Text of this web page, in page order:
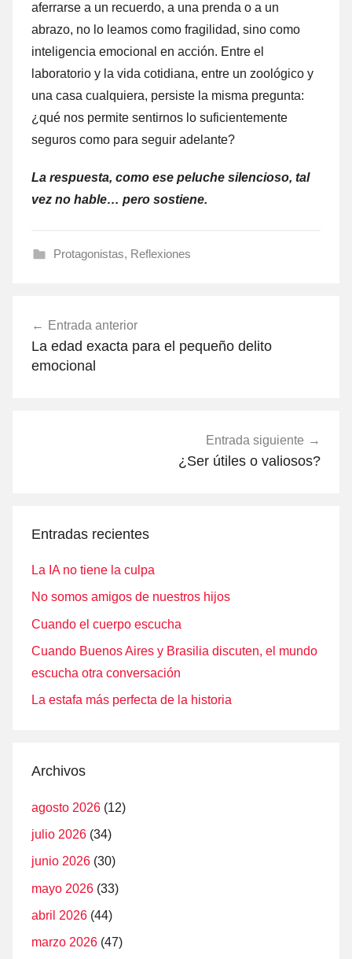
aferrarse a un recuerdo, a una prenda o a un
abrazo, no lo leamos como fragilidad, sino como
inteligencia emocional en acción. Entre el
laboratorio y la vida cotidiana, entre un zoológico y
una casa cualquiera, persiste la misma pregunta:
¿qué nos permite sentirnos lo suficientemente
seguros como para seguir adelante?
La respuesta, como ese peluche silencioso, tal
vez no hable… pero sostiene.
Protagonistas, Reflexiones
de
entradas
Entrada anterior
La edad exacta para el pequeño delito
emocional
Entrada siguiente
¿Ser útiles o valiosos?
Entradas recientes
La IA no tiene la culpa
No somos amigos de nuestros hijos
Cuando el cuerpo escucha
Cuando Buenos Aires y Brasilia discuten, el mundo
escucha otra conversación
La estafa más perfecta de la historia
Archivos
agosto 2026 (12)
julio 2026 (34)
junio 2026 (30)
mayo 2026 (33)
abril 2026 (44)
marzo 2026 (47)